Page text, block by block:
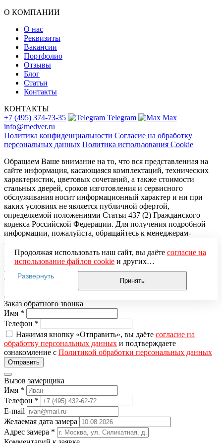
О КОМПАНИИ
О нас
Реквизиты
Вакансии
Портфолио
Отзывы
Блог
Статьи
Контакты
КОНТАКТЫ
+7 (495) 374-73-35
Telegram
Max
info@medver.ru
Политика конфиденциальности Согласие на обработку
персональных данных Политика использования Cookie
Обращаем Ваше внимание на то, что вся представленная на
сайте информация, касающаяся комплектаций, технических
характеристик, цветовых сочетаний, а также стоимости
стальных дверей, сроков изготовления и сервисного
обслуживания носит информационный характер и ни при
каких условиях не является публичной офертой,
определяемой положениями Статьи 437 (2) Гражданского
кодекса Российской Федерации. Для получения подробной
информации, пожалуйста, обращайтесь к менеджерам-
консультантам «Медверь».
2026 © «Медверь» — интернет-магазин входных дверей.
Разработка и продвижение — «ЭВРИКА»
Заказ обратного звонка
Имя *
Телефон *
Нажимая кнопку «Отправить», вы даёте согласие на
обработку персональных данных и подтверждаете
ознакомление с Политикой обработки персональных данных
Вызов замерщика
Имя *
Телефон *
E-mail
Желаемая дата замера
Адрес замера *
Продолжая использовать наш сайт, вы даёте согласие на
использование файлов cookieи других
пользовательских данных (включая IP-адрес, сведения о
местоположении, устройстве, действиях на сайте и т. п.)
для функционирования сайта, проведения
использования систем аналитики (например,
Яндекс.Метрика), в соответствии с нашей
Если вы не хотите, чтобы ваши данные обрабатывались,
настройте ограничения в браузере или покиньте сайт.
Развернуть
Принять